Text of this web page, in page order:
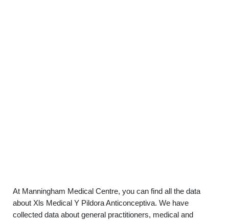
At Manningham Medical Centre, you can find all the data
about Xls Medical Y Pildora Anticonceptiva. We have
collected data about general practitioners, medical and